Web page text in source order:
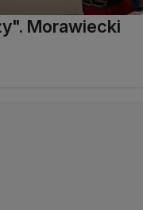
Morawiecki